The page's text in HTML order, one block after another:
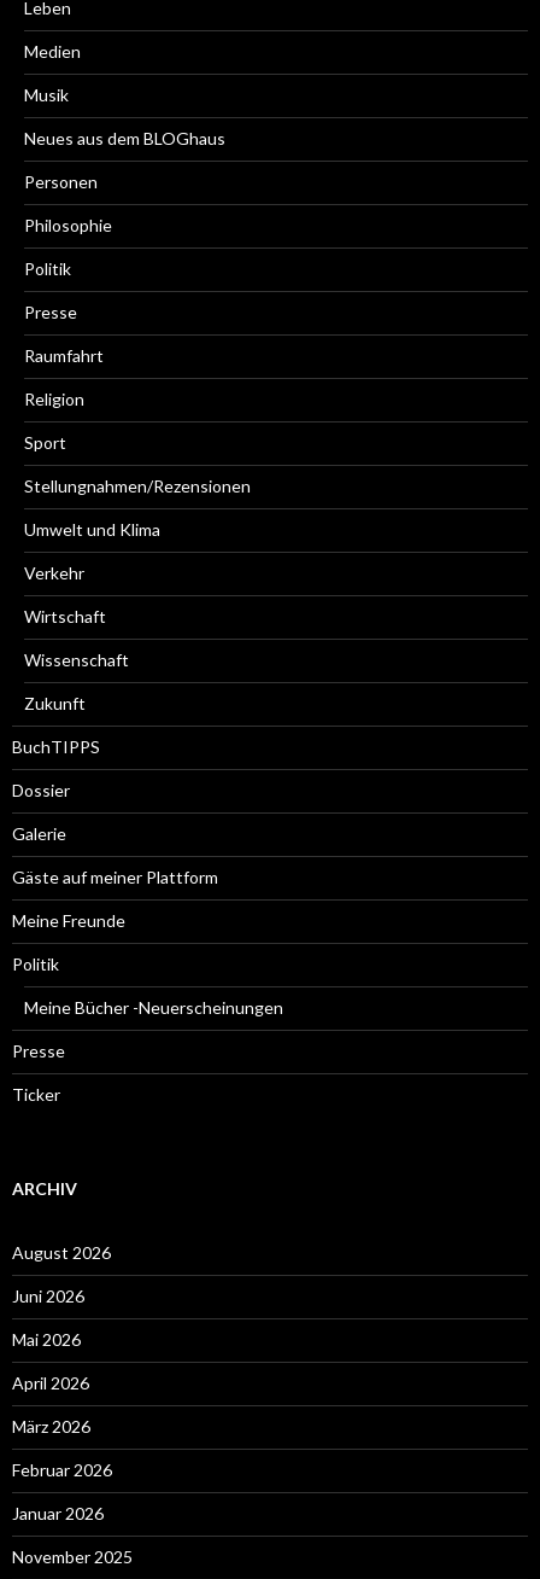
Leben
Medien
Musik
Neues aus dem BLOGhaus
Personen
Philosophie
Politik
Presse
Raumfahrt
Religion
Sport
Stellungnahmen/Rezensionen
Umwelt und Klima
Verkehr
Wirtschaft
Wissenschaft
Zukunft
BuchTIPPS
Dossier
Galerie
Gäste auf meiner Plattform
Meine Freunde
Politik
Meine Bücher -Neuerscheinungen
Presse
Ticker
ARCHIV
August 2026
Juni 2026
Mai 2026
April 2026
März 2026
Februar 2026
Januar 2026
November 2025